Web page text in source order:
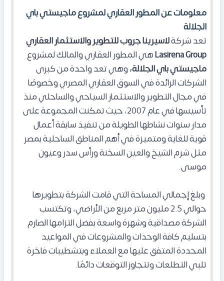
معلومات عن المطور العقاري لمشروع ماجيستي باي
الجلالة
تعد شركةلاسيرينا جروب للتطوير والاستثمار العقاري
Lasirena Groupهي المطور العقاري والمالك لمشروع
ماجيستي باي الجلالة،وهي تعد واحدة من كبرى
الشركات الرائدة في السوق العقاري المصري وخصوصًا
في مجال التطوير والاستثمار السياحي والساحلي منذ
تأسيسها في عام 2007، حيث تمكنت المجموعة على
مدار سنوات نشاطها الطويلة من تنفيذ سابقة أعمال
قوية للغاية ومتميزة في أهم المناطق الساحلية بمصر
مثل شرم الشيخ والعين السخنة ورأس سدر وعيون
موسى.
وبلغ إجمالي المساحة التي قامت الشركة بتطويرها
حوالي 2.5 مليون متر مربع من الأراضي، وتكتسب
الشركة مصداقية وشهرة واسعة بفضل التزامها الصارم
بتسليم كافة الوحدات والمشروعات في المواعيد
المحددة المتفق عليها مع العملاء وبتشطيبات فاخرة
تلبي التطلعات وتتجاوز التوقعات دائمًا.